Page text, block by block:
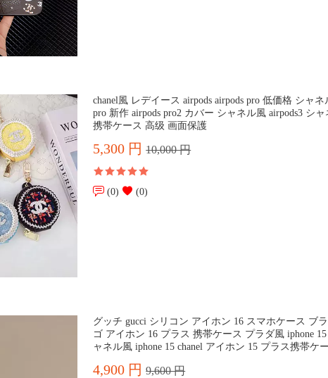
chanel風 レデイース airpods airpods pro 低価格 シャネ
pro 新作 airpods pro2 カバー シャネル風 airpods3 シ
携帯ケース 高级 画面保護
5,300 円10,000 円
(0) (0)
グッチ gucci シリコン アイホン 16 スマホケース ブ
ゴ アイホン 16 プラス 携帯ケース プラダ風 iphone
ャネル風 iphone 15 chanel アイホン 15 プラス携帯ケ
4,900 円9,600 円